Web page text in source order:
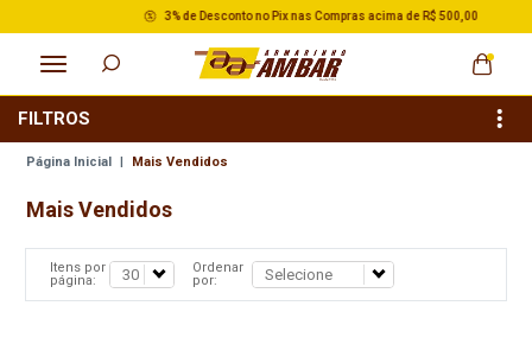
3% de Desconto no Pix nas Compras acima de R$ 500,00
Página Inicial | Mais Vendidos
FILTROS
Mais Vendidos
Itens por
página:
Ordenar
por: